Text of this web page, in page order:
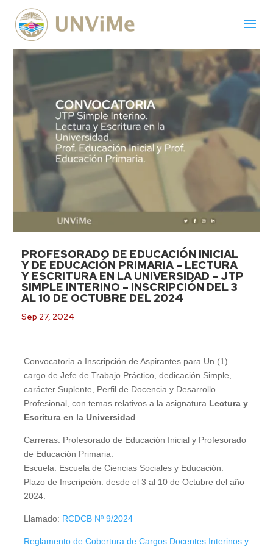
PROFESORADO DE EDUCACIÓN INICIAL
Y DE EDUCACIÓN PRIMARIA – LECTURA
Y ESCRITURA EN LA UNIVERSIDAD – JTP
SIMPLE INTERINO – INSCRIPCIÓN DEL 3
AL 10 DE OCTUBRE DEL 2024
Sep 27, 2024
Convocatoria a Inscripción de Aspirantes para Un (1)
cargo de Jefe de Trabajo Práctico, dedicación Simple,
carácter Suplente, Perfil de Docencia y Desarrollo
Profesional, con temas relativos a la asignatura Lectura y
Escritura en la Universidad
Carreras: Profesorado de Educación Inicial y Profesorado
de Educación Primaria.
Escuela: Escuela de Ciencias Sociales y Educación.
Plazo de Inscripción: desde el 3 al 10 de Octubre del año
2024.
Llamado: RCDCB Nº 9/2024
Reglamento de Cobertura de Cargos Docentes Interinos y